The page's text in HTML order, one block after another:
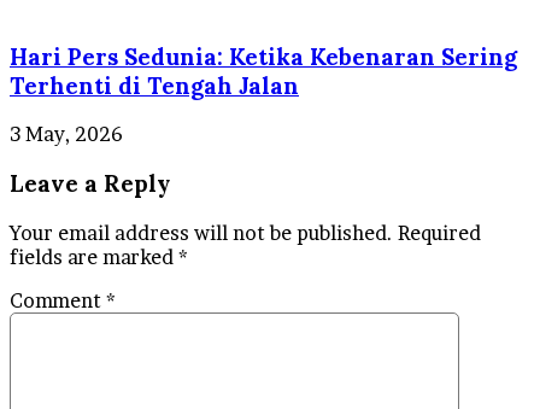
Hari Pers Sedunia: Ketika Kebenaran Sering
Terhenti di Tengah Jalan
3 May, 2026
Leave a Reply
Your email address will not be published. Required
fields are marked *
Comment *